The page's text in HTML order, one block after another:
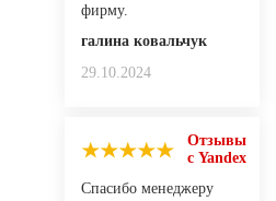
фирму.
галина ковальчук
29.10.2024
Отзывы
с Yandex
Спасибо менеджеру